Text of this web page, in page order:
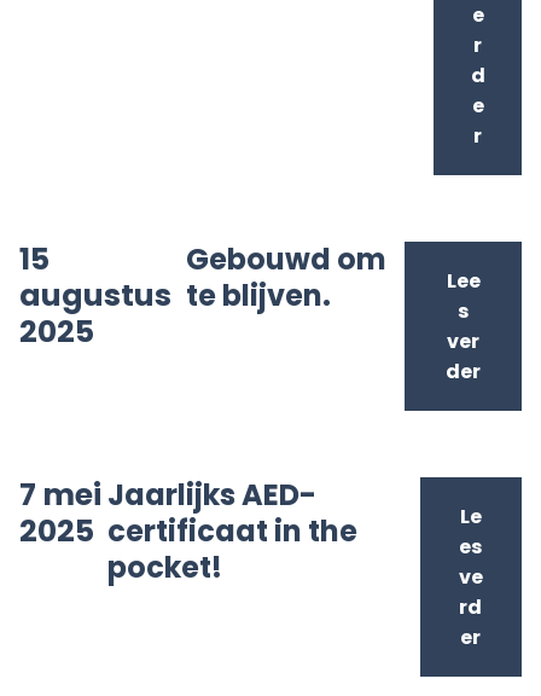
e
r
d
e
r
15
augustus
2025
Gebouwd om
te blijven.
Lee
s
ver
der
7 mei
2025
Jaarlijks AED-
certificaat in the
pocket!
Le
es
ve
rd
er